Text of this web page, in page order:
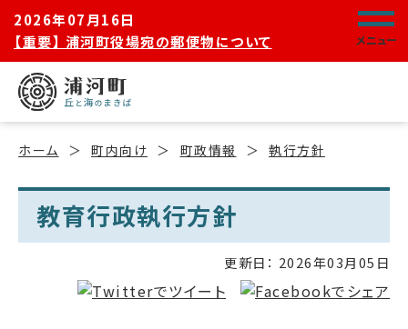
2026年07月16日
【重要】 浦河町役場宛の郵便物について
メニュー
ホーム 町内向け 町政情報 執行方針
教育行政執行方針
更新日： 2026年03月05日